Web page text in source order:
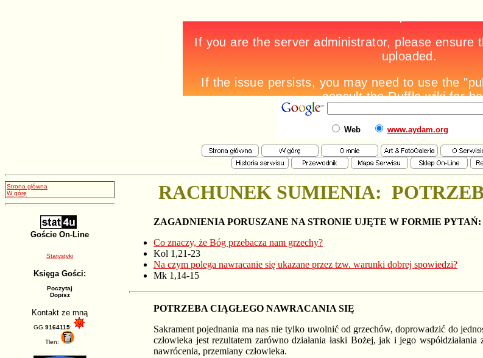
Web www.aydam.org
Strona główna
W górę
Goście On-Line
Statystyki
Księga Gości:
Poczytaj
Dopisz
Kontakt ze mną
GG 9164115:
Tlen:
RACHUNEK SUMIENIA:
ZAGADNIENIA PORUSZANE NA STRONIE UJĘTE W FORMIE PYTAŃ:
Co znaczy, że Bóg przebacza nam grzechy?
Kol 1,21-23
Na czym polega nawracanie się ukazane przez tzw. warunki dobrej spowiedzi?
Mk 1,14-15
POTRZEBA CIĄGŁEGO NAWRACANIA SIĘ
Sakrament pojednania ma nas nie tylko uwolnić od grzechów, doprowadzić do
człowieka jest rezultatem zarówno działania łaski Bożej, jak i jego
nawrócenia, przemiany człowieka.